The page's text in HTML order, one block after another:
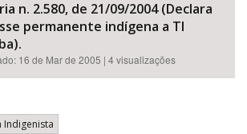
n. 2.580, de 21/09/2004 (Declara
permanente indígena a TI
16 de Mar de 2005 | 4 visualizações
Indigenista